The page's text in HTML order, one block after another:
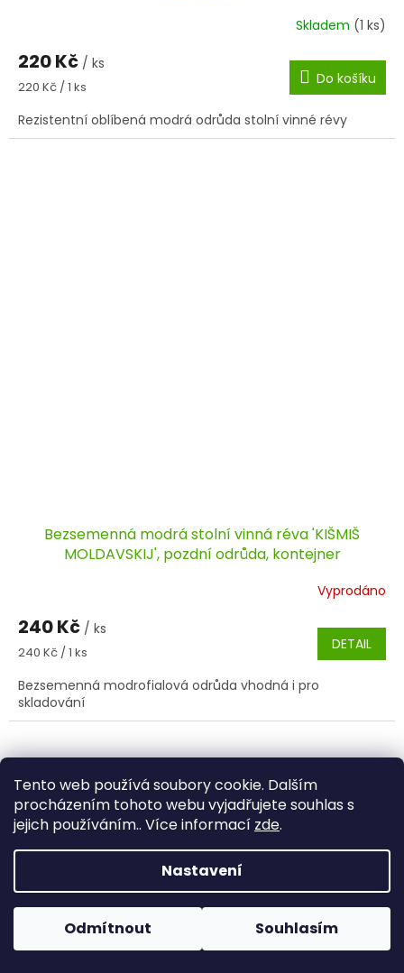
Tento web používá soubory cookie. Dalším
procházením tohoto webu vyjadřujete souhlas s
jejich používáním.. Více informací zde.
Nastavení
Odmítnout Souhlasím
Skladem (1 ks)
220 Kč / ks
Měrná
220 Kč / 1 ks Do košíku
Rezistentní oblíbená modrá odrůda stolní vinné révy
Bezsemenná modrá stolní vinná réva 'KIŠMIŠ
MOLDAVSKIJ', pozdní odrůda, kontejner
Vyprodáno
240 Kč / ks
Měrná
240 Kč / 1 ks DETAIL
Bezsemenná modrofialová odrůda vhodná i pro
skladování